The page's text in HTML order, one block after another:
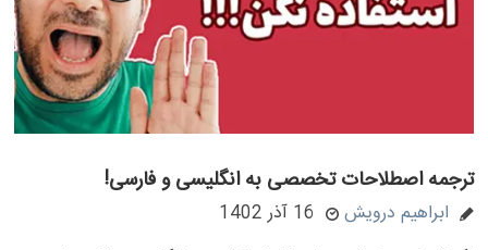
ترجمه اصطلاحات تخصصی به انگلیسی و فارسی!
ابراهیم درویش 16 آذر 1402